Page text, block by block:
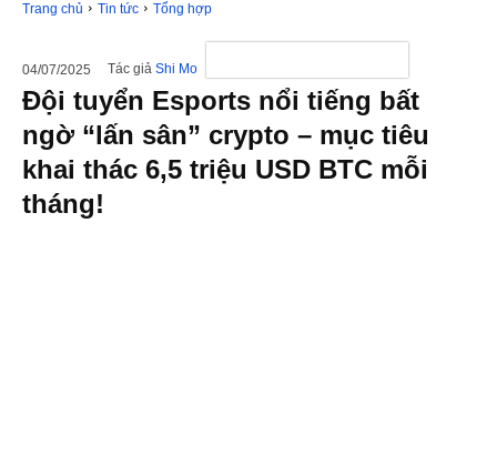
Trang chủ Tin tức Tổng hợp
04/07/2025 Tác giả Shi Mo
Đội tuyển Esports nổi tiếng bất
ngờ “lấn sân” crypto – mục tiêu
khai thác 6,5 triệu USD BTC mỗi
tháng!